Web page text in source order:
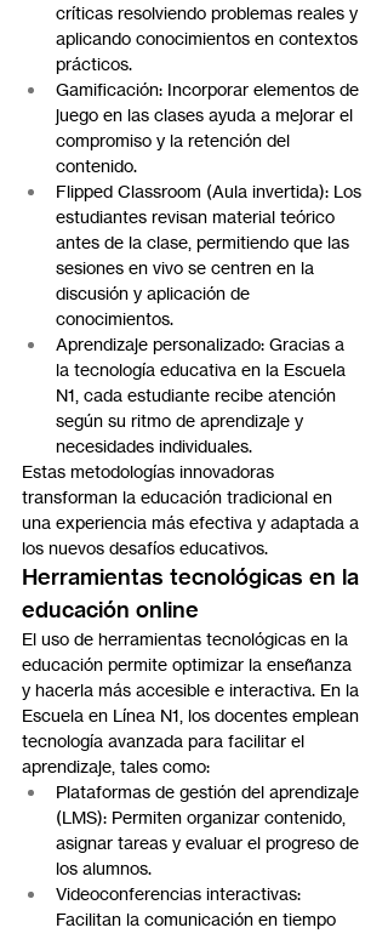
críticas resolviendo problemas reales y
aplicando conocimientos en contextos
prácticos.
Gamificación: Incorporar elementos de
juego en las clases ayuda a mejorar el
compromiso y la retención del
contenido.
Flipped Classroom (Aula invertida): Los
estudiantes revisan material teórico
antes de la clase, permitiendo que las
sesiones en vivo se centren en la
discusión y aplicación de
conocimientos.
Aprendizaje personalizado: Gracias a
la tecnología educativa en la Escuela
N1, cada estudiante recibe atención
según su ritmo de aprendizaje y
necesidades individuales.
Estas metodologías innovadoras
transforman la educación tradicional en
una experiencia más efectiva y adaptada a
los nuevos desafíos educativos.
Herramientas tecnológicas en la
educación online
El uso de herramientas tecnológicas en la
educación permite optimizar la enseñanza
y hacerla más accesible e interactiva. En la
Escuela en Línea N1, los docentes emplean
tecnología avanzada para facilitar el
aprendizaje, tales como:
Plataformas de gestión del aprendizaje
(LMS): Permiten organizar contenido,
asignar tareas y evaluar el progreso de
los alumnos.
Videoconferencias interactivas:
Facilitan la comunicación en tiempo